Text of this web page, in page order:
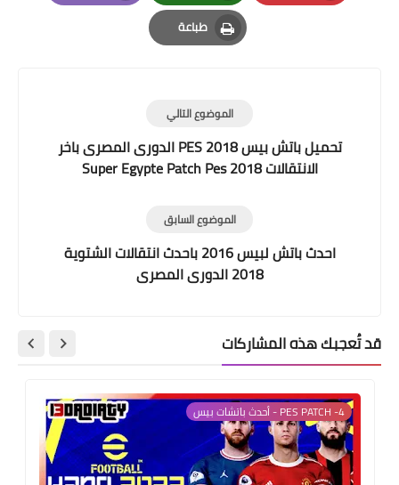
Pinterest
Whatsapp
Email
طباعة
Print
الموضوع التالي
تحميل باتش بيس 2018 PES الدورى المصرى باخر
الانتقالات Super Egypte Patch Pes 2018
الموضوع السابق
احدث باتش لبيس 2016 باحدث انتقالات الشتوية
2018 الدورى المصرى
قد تُعجبك هذه المشاركات
4- PES PATCH - أحدث باتشات بيس